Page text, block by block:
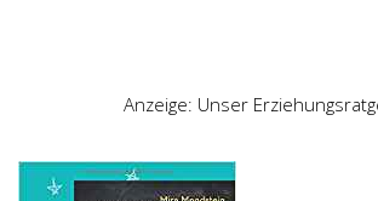
Anzeige: Unser